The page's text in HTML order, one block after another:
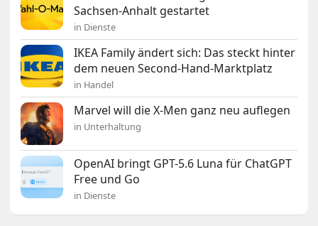
Sachsen-Anhalt gestartet
in Dienste
IKEA Family ändert sich: Das steckt hinter
dem neuen Second-Hand-Marktplatz
in Handel
Marvel will die X-Men ganz neu auflegen
in Unterhaltung
OpenAI bringt GPT-5.6 Luna für ChatGPT
Free und Go
in Dienste